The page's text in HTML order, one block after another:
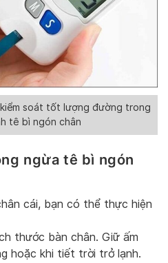
soát tốt lượng đường trong
tê bì ngón chân
ngừa tê bì ngón
cái, bạn có thể thực hiện
thước bàn chân. Giữ ấm
hoặc khi tiết trời trở lạnh.